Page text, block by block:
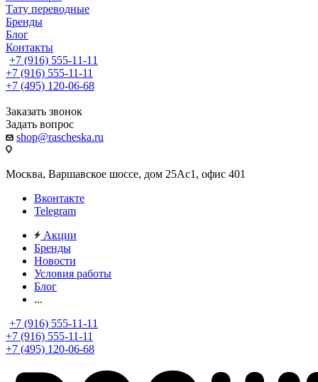
Тату переводные
Бренды
Блог
Контакты
+7 (916) 555-11-11
+7 (916) 555-11-11
+7 (495) 120-06-68
Заказать звонок
Задать вопрос
shop@rascheska.ru
Москва, Варшавское шоссе, дом 25Аc1, офис 401
Вконтакте
Telegram
Акции
Бренды
Новости
Условия работы
Блог
...
+7 (916) 555-11-11
+7 (916) 555-11-11
+7 (495) 120-06-68